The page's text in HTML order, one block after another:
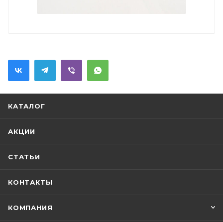
КАТАЛОГ
АКЦИИ
СТАТЬИ
КОНТАКТЫ
КОМПАНИЯ